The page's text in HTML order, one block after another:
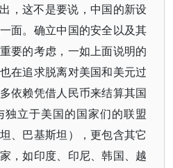
，这不是要说，中国的新设
面。确立中国的安全以及其
要的考虑，一如上面说明的
在追求脱离对美国和美元过
依赖凭借人民币来结算其国
立于美国的国家们的联盟
、巴基斯坦），更包含其它
，如印度、印尼、韩国、越